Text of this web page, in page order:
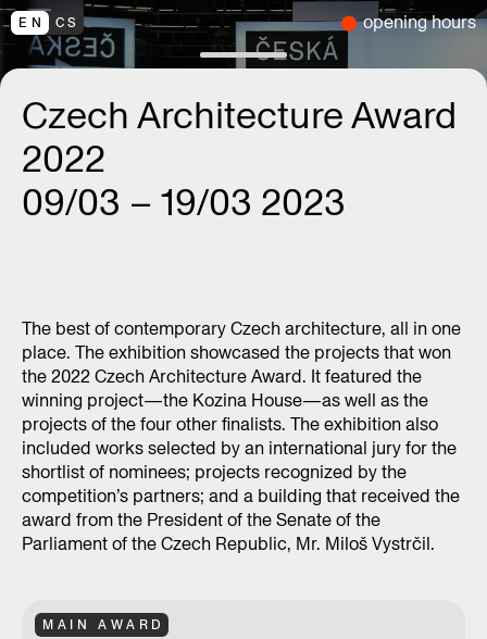
EN CS opening hours
Czech Architecture Award
2022
09/03 – 19/03 2023
The best of contemporary Czech architecture, all in one
place. The exhibition showcased the projects that won
the 2022 Czech Architecture Award. It featured the
winning project—the Kozina House—as well as the
projects of the four other finalists. The exhibition also
included works selected by an international jury for the
shortlist of nominees; projects recognized by the
competition’s partners; and a building that received the
award from the President of the Senate of the
Parliament of the Czech Republic, Mr. Miloš Vystrčil.
MAIN AWARD